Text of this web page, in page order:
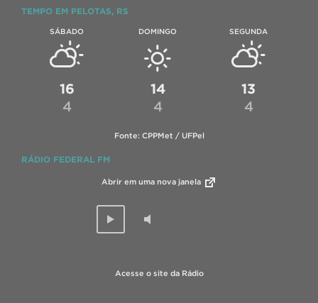
TEMPO EM PELOTAS, RS
SÁBADO
16
4
DOMINGO
14
4
SEGUNDA
13
4
Fonte: CPPMet / UFPel
RÁDIO FEDERAL FM
Abrir em uma nova janela
Acesse o site da Rádio